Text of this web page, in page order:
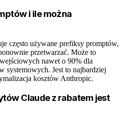
i ile można
często używane prefiksy promptów,
przetwarzać. Może to
nawet o 90% dla
systemowych. Jest to najbardziej
kosztów Anthropic.
Claude z rabatem jest